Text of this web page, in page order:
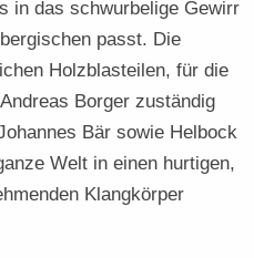
in das schwurbelige Gewirr
passt. Die
Holzblasteilen, für die
Borger zuständig
Bär sowie Helbock
Welt in einen hurtigen,
Klangkörper